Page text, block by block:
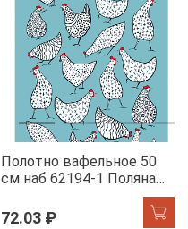
Полотно вафельное 50
см наб 62194-1 Поляна
72.03 ₽